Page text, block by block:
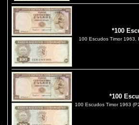
*100
100 Escudos Timor 1963,
*100
100 Escudos Timor 1963